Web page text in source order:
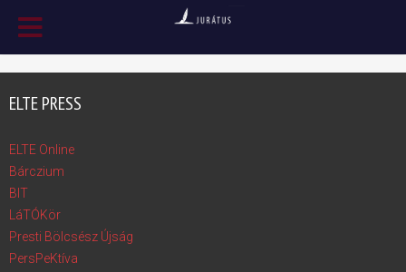
ELTE PRESS
ELTE Online
Bárczium
BIT
LáTÓKör
Presti Bölcsész Újság
PersPeKtíva